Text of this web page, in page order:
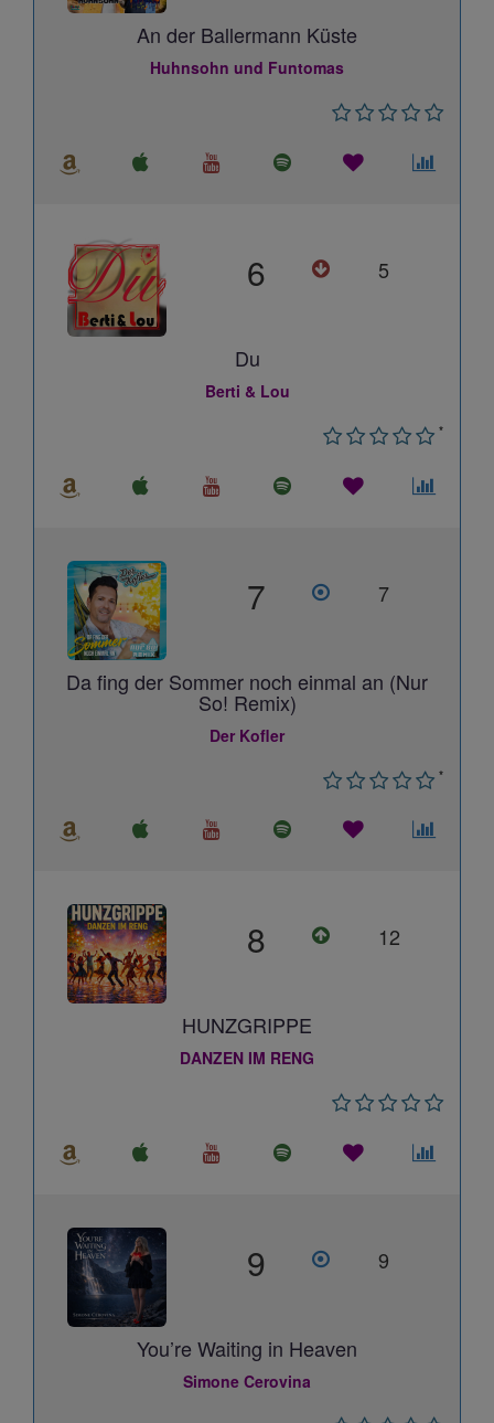
An der Ballermann Küste
Huhnsohn und Funtomas
6 5
Du
Berti & Lou
*
7 7
Da fing der Sommer noch einmal an (Nur
So! Remix)
Der Kofler
*
8 12
HUNZGRIPPE
DANZEN IM RENG
9 9
You’re Waiting in Heaven
Simone Cerovina